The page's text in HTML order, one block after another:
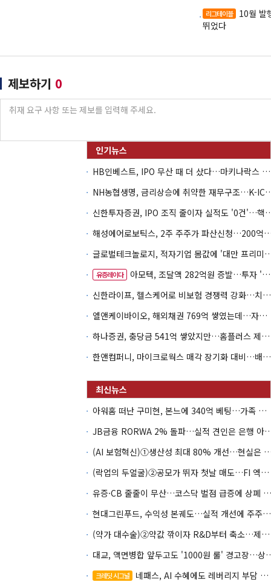
리그테이블
10월 발
뛰었다
제보하기 0
HB인베스트, IPO 무산 때 더 샀다…마키나락스 투자 2.7배 회수
NH농협생명, 금리상승에 취
신한투자증권, IPO 조직 줄
해성에어로보틱스, 2주 주주가 파산
글로벌테크놀로지, 적자기업 몸값
유증레이다
아모텍, 조달액 282억원 증발…투자 '속도 조절' 불가피
신한라이프, 헬스케어로 비보험 경쟁력 강화…치매·간병 공략
엘앤케이바이오, 해외채권 769억 쌓였는데…자회사 4곳 자본잠식
하나증권, 충당금 541억 쌓았지만…홈플러스 제재는 추가 비용 불씨
한앤컴퍼니, 마이크로웍스 매각 장기화 대비…배당 회수판 깔았다
아워홈 떠난 구미현, 본느에 340억 베팅…가족 지배체제 구축
JB금융 RORWA 2% 돌파…실
(AI 보험혁신)①생산성 최대 80%
(락업의 두얼굴)②공모가 뛰자 첫날 매도…FI 엑시트 전략 갈렸다
유증·CB 줄줄이 무산…코스닥 벌점 급증에 상폐 압박
현대그린푸드, 수익성 본궤도…실적 개선에 주주환원까지
(약가 대수술)②약값 깎이자 R&D부터 축소…제약업계 비상경영 돌입
대교, 액면병합 앞두고
크레딧 시그널 네패스, AI 수혜에도 레버리지 부담 여전